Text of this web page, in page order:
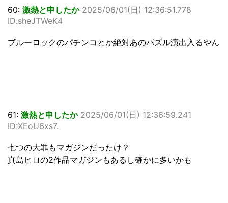
60: 激熱と申したか 2025/06/01(日) 12:36:51.778
ID:sheJTWeK4
ブルーロックのパチンコとか絶対あのパズル演出入るやん
61: 激熱と申したか 2025/06/01(日) 12:36:59.241
ID:XEoU6xs7.
七つの大罪もマガジンだったけ？
真島ヒロの2作品マガジンもあるし確かに多いかも